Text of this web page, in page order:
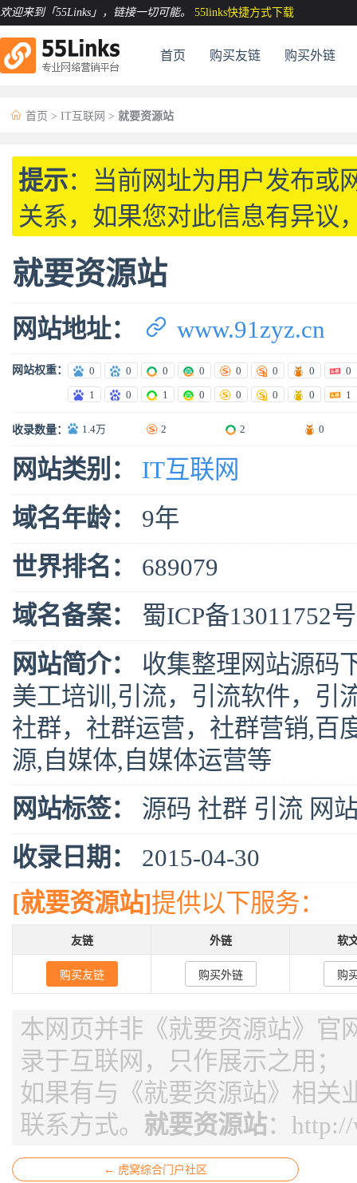
欢迎来到「55Links」 ，链接一切可能。 55links快捷方式下载
首页 购买友链 购买外链
 首页 > IT互联网 > 就要资源站
提示：当前网址为用户发布或
关系，如果您对此信息有异议
就要资源站
网站地址：  www.91zyz.cn
网站权重： 0 0 0 0 0 0 0
0
1
0 1 0 0 0 0 1
收录数量： 1.4万 2 2 0
网站类别：
IT互联网
域名年龄：
9年
世界排名：
689079
域名备案：
蜀ICP备13011752
网站简介：
收集整理网站源码
美工培训,引流，引流软件，引
社群，社群运营，社群营销,百
源,自媒体,自媒体运营等
网站标签：
源码 社群 引流 网
收录日期：
2015-04-30
[就要资源站]提供以下服务：
友链 外链 软
购买友链 购买外链 购
本网页并非《就要资源站》官
录于互联网，只作展示之用；
如果有与《就要资源站》相关
联系方式。 就要资源站： http://
← 虎窝综合门户社区